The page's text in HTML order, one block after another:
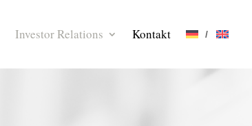
Investor Relations Kontakt